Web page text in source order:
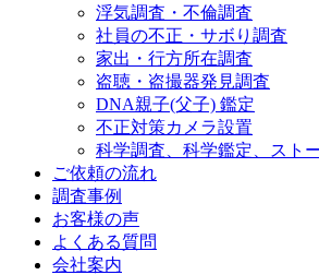
浮気調査・不倫調査
社員の不正・サボり調査
家出・行方所在調査
盗聴・盗撮器発見調査
DNA親子(父子) 鑑定
不正対策カメラ設置
科学調査、科学鑑定、スト
ご依頼の流れ
調査事例
お客様の声
よくある質問
会社案内